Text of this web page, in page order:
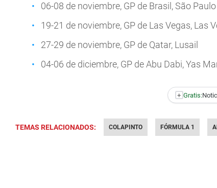
06-08 de noviembre, GP de Brasil, São Paulo
19-21 de noviembre, GP de Las Vegas, Las
27-29 de noviembre, GP de Qatar, Lusail
04-06 de diciembre, GP de Abu Dabi, Yas
+ Gratis:
TEMAS RELACIONADOS: COLAPINTO FÓRMULA 1